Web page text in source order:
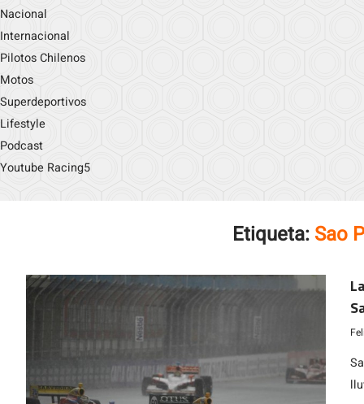
Nacional
Internacional
Pilotos Chilenos
Motos
Superdeportivos
Lifestyle
Podcast
Youtube Racing5
Etiqueta: Sao